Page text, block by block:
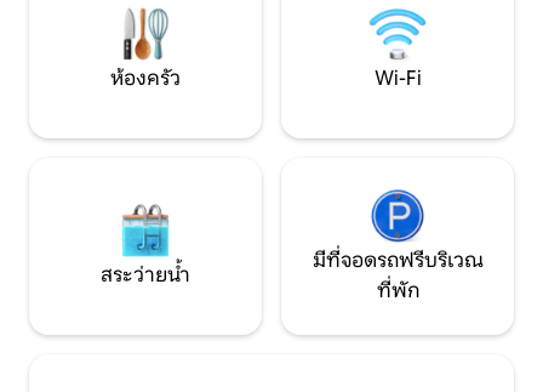
จักรยานยนต์
สุดหรูและห้องน้ำใ
ห้องครัว Wi-Fi
สระว่ายน้ำ
มีที่จอดรถฟรีบริเวณ
ที่พัก